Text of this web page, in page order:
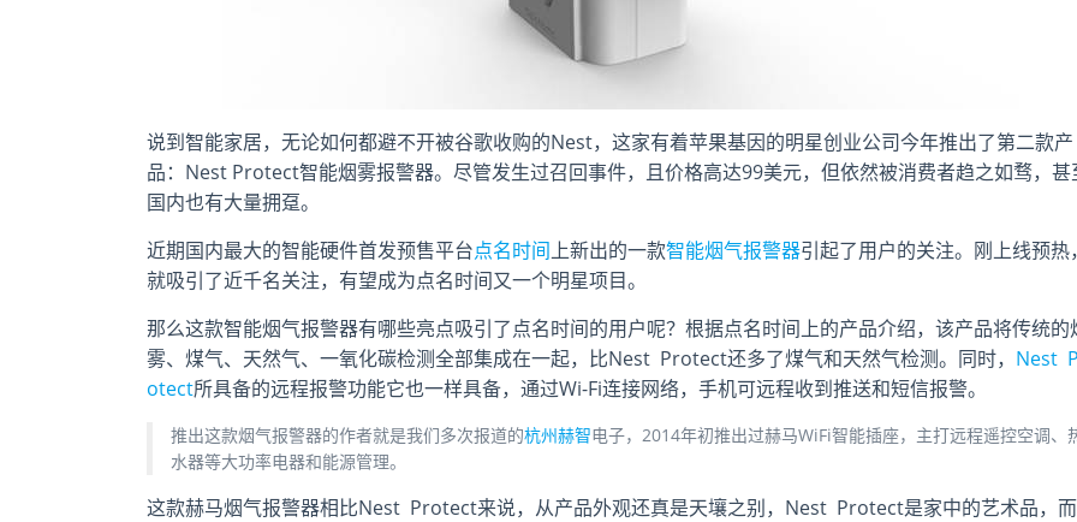
说到智能家居，无论如何都避不开被谷歌收购的Nest，这家有着苹果基因的明星创业公司今年推出了第二款产
品：Nest Protect智能烟雾报警器。尽管发生过召回事件，且价格高达99美元，但依然被消费者趋之如骛，甚
国内也有大量拥趸。
近期国内最大的智能硬件首发预售平台点名时间上新出的一款智能烟气报警器引起了用户的关注。刚上线预热
就吸引了近千名关注，有望成为点名时间又一个明星项目。
那么这款智能烟气报警器有哪些亮点吸引了点名时间的用户呢？根据点名时间上的产品介绍，该产品将传统的
雾、煤气、天然气、一氧化碳检测全部集成在一起，比Nest Protect还多了煤气和天然气检测。同时， Nest
otect所具备的远程报警功能它也一样具备，通过Wi-Fi连接网络，手机可远程收到推送和短信报警。
推出这款烟气报警器的作者就是我们多次报道的杭州赫智电子，2014年初推出过赫马WiFi智能插座，主打远程遥控空调、
水器等大功率电器和能源管理。
这款赫马烟气报警器相比Nest Protect来说，从产品外观还真是天壤之别，Nest Protect是家中的艺术品，而